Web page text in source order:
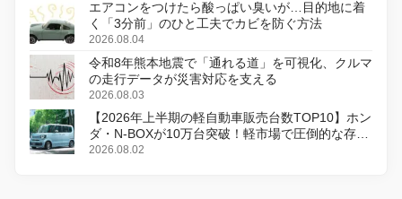
エアコンをつけたら酸っぱい臭いが…目的地に着
く「3分前」のひと工夫でカビを防ぐ方法
2026.08.04
令和8年熊本地震で「通れる道」を可視化、クルマ
の走行データが災害対応を支える
2026.08.03
【2026年上半期の軽自動車販売台数TOP10】ホン
ダ・N-BOXが10万台突破！軽市場で圧倒的な存在
感
2026.08.02